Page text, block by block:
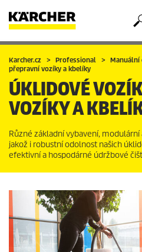
Nákupní košík
Seznam oblíbených produktů
Karcher.cz Professional Manuální
přepravní vozíky a kbelíky
ÚKLIDOVÉ
VOZÍKY A
Různé základní vybavení,
jakož i robustní odolnost našich
efektivní a hospodárné údržbové